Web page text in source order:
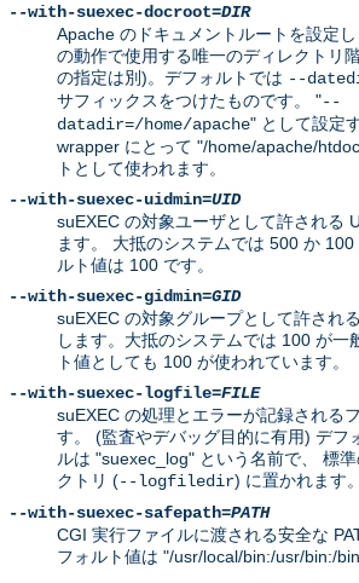
--with-suexec-docroot=DIR
Apache のドキュメントルートを設定
の動作で使用する唯一のディレクトリ
の指定は別)。デフォルトでは --
サフィックスをつけたものです。 "--
datadir=/home/apache" として設定
wrapper にとって "/home/apache/
トとして使われます。
--with-suexec-uidmin=UID
suEXEC の対象ユーザとして許される
ます。 大抵のシステムでは 500 か
ルト値は 100 です。
--with-suexec-gidmin=GID
suEXEC の対象グループとして許され
します。大抵のシステムでは 100 が一
ト値としても 100 が使われています。
--with-suexec-logfile=FILE
suEXEC の処理とエラーが記録される
す。 (監査やデバッグ目的に有用) デフ
ルは "suexec_log" という名前で、 標
クトリ (--logfiledir) に置かれます。
--with-suexec-safepath=PATH
CGI 実行ファイルに渡される安全な
フォルト値は "/usr/local/bin:/usr/bin:/